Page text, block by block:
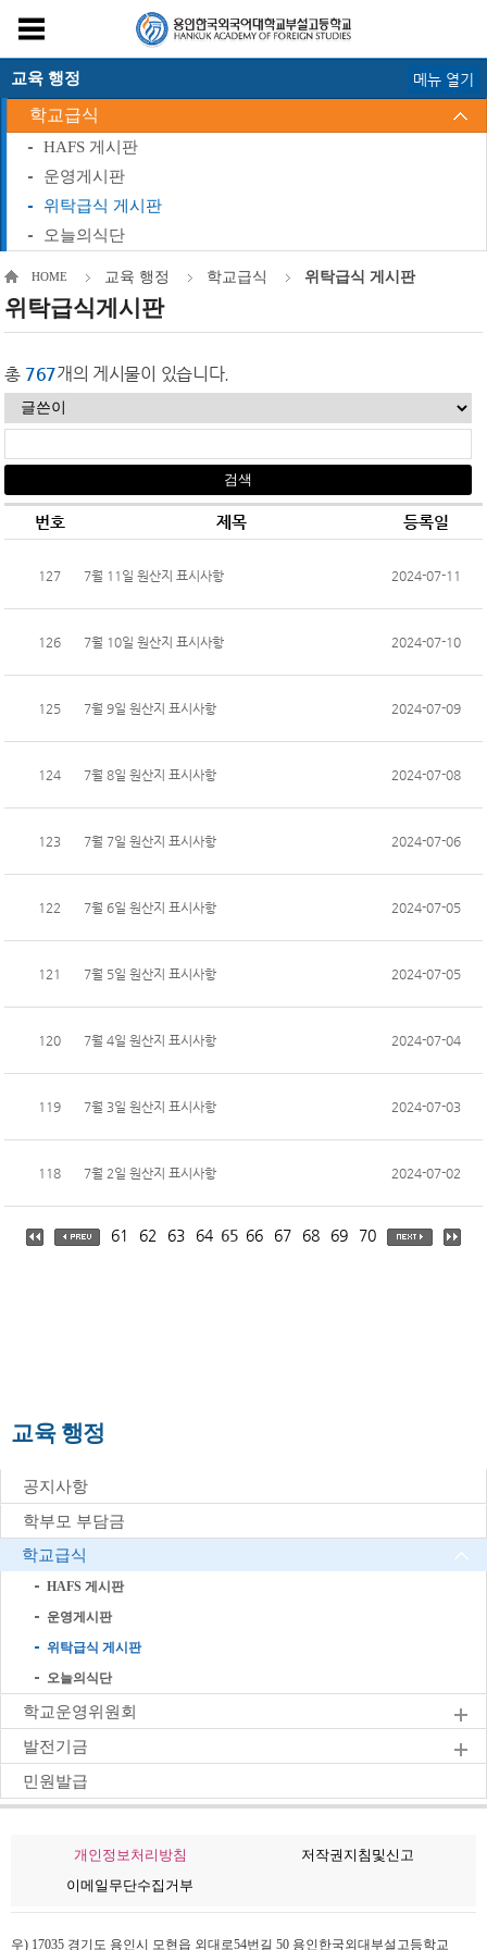
교육 행정
학교급식
HAFS 게시판
운영게시판
위탁급식 게시판
오늘의식단
메뉴 열기
HOME 교육 행정 학교급식 위탁급식 게시판
위탁급식게시판
총 767개의 게시물이 있습니다.
번호 제목 등록일
127 7월 11일 원산지 표시사항 2024-07-11
126 7월 10일 원산지 표시사항 2024-07-10
125 7월 9일 원산지 표시사항 2024-07-09
124 7월 8일 원산지 표시사항 2024-07-08
123 7월 7일 원산지 표시사항 2024-07-06
122 7월 6일 원산지 표시사항 2024-07-05
121 7월 5일 원산지 표시사항 2024-07-05
120 7월 4일 원산지 표시사항 2024-07-04
119 7월 3일 원산지 표시사항 2024-07-03
118 7월 2일 원산지 표시사항 2024-07-02
61 62 63 64 65 66 67 68 69 70
교육 행정
공지사항
학부모 부담금
학교급식
HAFS 게시판
운영게시판
위탁급식 게시판
오늘의식단
학교운영위원회
발전기금
민원발급
개인정보처리방침
저작권지침및신고
이메일무단수집거부
우) 17035 경기도 용인시 모현읍 외대로54번길 50 용인한국외대부설고등학교